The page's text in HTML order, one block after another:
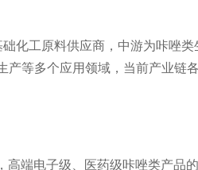
化工原料供应商，中游为咔唑
等多个应用领域，当前产业链
端电子级、医药级咔唑类产品